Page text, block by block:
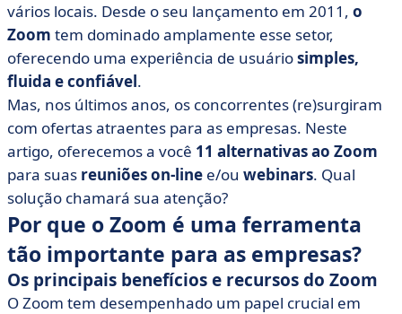
• As 13 melhores alternativas ao Zoom (tabela de
comparação)
• Google Meet no Google Workspace: uma solução
altamente intuitiva
• Microsoft Teams: a ferramenta perfeita para o pacote
Microsoft 365
• Zoho Meeting: comunicação segura por vídeo
• Livestorm: a ferramenta francesa de comunicação por
vídeo
• BlueJeans: vídeo de altíssima qualidade
• GoToMeeting: produtividade em formato de vídeo
• Cisco Webex: um aliado para a colaboração em
equipe
vários locais. Desde o seu lançamento em 2011, o
Zoom tem dominado amplamente esse setor,
oferecendo uma experiência de usuáriosimples,
fluida e confiável.
Mas, nos últimos anos, os concorrentes (re)surgiram
com ofertas atraentes para as empresas. Neste
artigo, oferecemos a você 11 alternativas ao Zoom
para suas reuniões on-line e/ou webinars. Qual
solução chamará sua atenção?
Por que o Zoom é uma ferramenta
tão importante para as empresas?
Os principais benefícios e recursos do Zoom
O Zoom tem desempenhado um papel crucial em